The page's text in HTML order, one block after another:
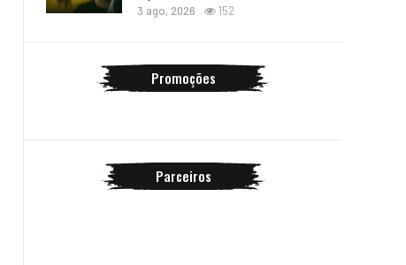
3 ago, 2026 152
Promoções
Parceiros